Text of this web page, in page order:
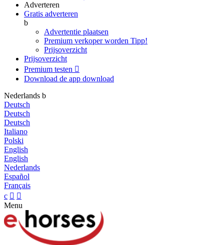
Adverteren
Gratis adverteren
b
Advertentie plaatsen
Premium verkoper worden Tipp!
Prijsoverzicht
Prijsoverzicht
Premium testen 
Download de app download
Nederlands b
Deutsch
Deutsch
Deutsch
Italiano
Polski
English
English
Nederlands
Español
Français
c  
Menu